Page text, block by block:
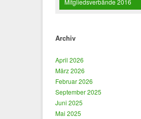
Mitgliedsverbände 2016
Archiv
April 2026
März 2026
Februar 2026
September 2025
Juni 2025
Mai 2025